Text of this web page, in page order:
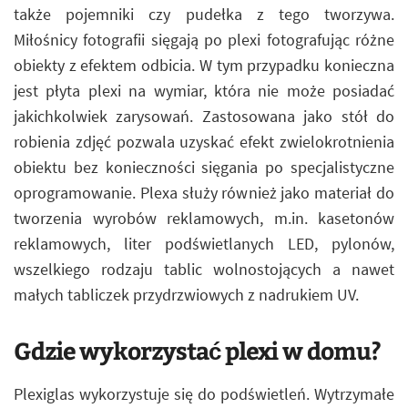
także pojemniki czy pudełka z tego tworzywa.
Miłośnicy fotografii sięgają po plexi fotografując różne
obiekty z efektem odbicia. W tym przypadku konieczna
jest płyta plexi na wymiar, która nie może posiadać
jakichkolwiek zarysowań. Zastosowana jako stół do
robienia zdjęć pozwala uzyskać efekt zwielokrotnienia
obiektu bez konieczności sięgania po specjalistyczne
oprogramowanie. Plexa służy również jako materiał do
tworzenia wyrobów reklamowych, m.in. kasetonów
reklamowych, liter podświetlanych LED, pylonów,
wszelkiego rodzaju tablic wolnostojących a nawet
małych tabliczek przydrzwiowych z nadrukiem UV.
Gdzie wykorzystać plexi w domu?
Plexiglas wykorzystuje się do podświetleń. Wytrzymałe